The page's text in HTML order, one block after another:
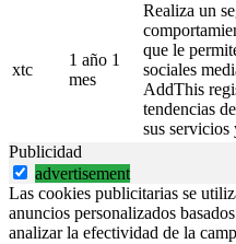
xtc
1 año 1
mes
Realiza un
que le
sociales
AddThis
tendencias
sus
Publicidad
advertisement
Las cookies publicitarias se
anuncios personalizados
analizar la efectividad de la